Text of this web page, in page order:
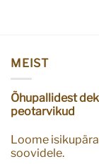
MEIST
Õhupallidest
peotarvikud
Loome
soovidele.